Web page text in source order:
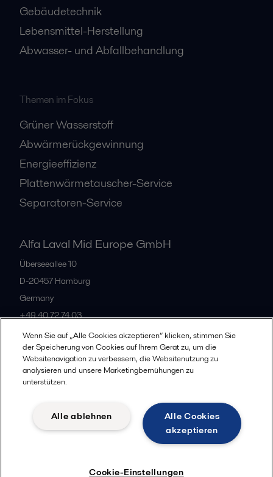
Gebäudetechnik
Lebensmittel-Herstellung
Abwasser- und Abfallbehandlung
Themen im Fokus
Grüner Wasserstoff
Abwärmerückgewinnung
Energieeffizienz
Plattenwärmetauscher-Service
Separatoren-Service
Alfa Laval Mid Europe GmbH
Überseeallee 10
D-20457 Hamburg
Germany
+49 40 72 74 03
Alle Büros
© 2015-2026, ALFA LAVAL
Cookie-Richtlinien
Impressum
Legal terms and conditions
Wenn Sie auf „Alle Cookies akzeptieren“ klicken, stimmen Sie
der Speicherung von Cookies auf Ihrem Gerät zu, um die
Websitenavigation zu verbessern, die Websitenutzung zu
analysieren und unsere Marketingbemühungen zu
unterstützen.
Alle Cookies
akzeptieren
Alle ablehnen
Cookie-Einstellungen